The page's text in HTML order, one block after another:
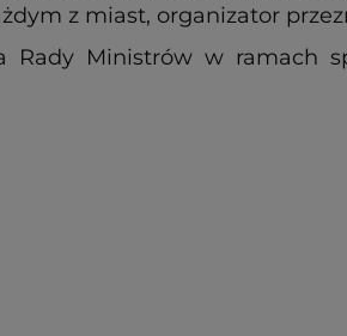
z miast, organizator
Rady Ministrów w ramach